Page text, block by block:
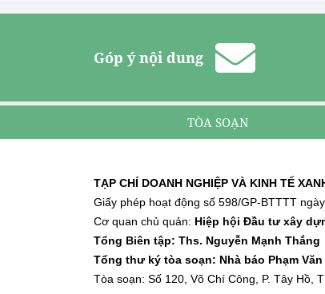
Góp ý nội dung
TÒA SOẠN
TẠP CHÍ DOANH NGHIỆP VÀ KINH TẾ
Giấy phép hoạt động số 598/GP-BTTTT
Cơ quan chủ quản: Hiệp hội Đầu tư xây
Tổng Biên tập: Ths. Nguyễn Mạnh Thắng
Tổng thư ký tòa soạn: Nhà báo Phạm
Tòa soạn: Số 120, Võ Chí Công, P. Tây Hồ,